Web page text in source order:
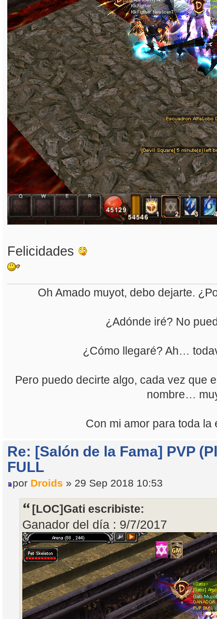
Felicidades
Oh Amado muyot, debo dejarte.
¿Adónde iré? No
¿Cómo llegaré? Ah…
Pero puedo decirte algo, cada vez que
nombre…
Con mi amor para toda la
Re: [Salón de la Fama] PVP
FULL
por Droids » 29 Sep 2018 10:53
[LOC]Gati escribiste:
Ganador del día : 9/7/2017